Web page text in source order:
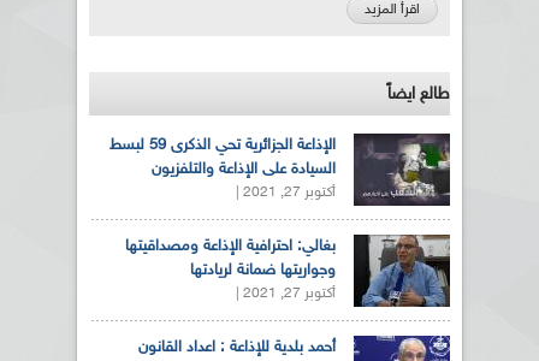
اقرأ المزيد
طالع ايضاً
الإذاعة الجزائرية تحي الذكرى 59 لبسط
السيادة على الإذاعة والتلفزيون
أكتوبر 27, 2021 |
بغالي: احترافية الإذاعة ومصداقيتها
وجواريتها ضمانة لريادتها
أكتوبر 27, 2021 |
أحمد بلدية للإذاعة : اعداد القانون